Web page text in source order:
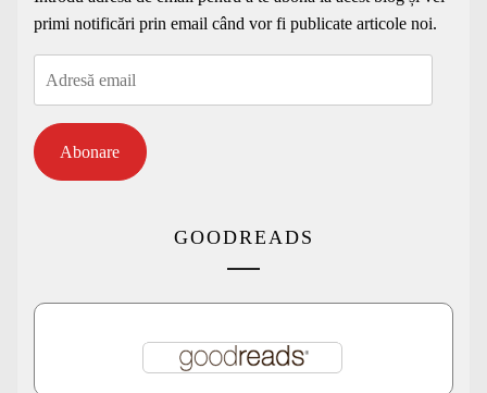
primi notificări prin email când vor fi publicate articole noi.
Abonare
GOODREADS